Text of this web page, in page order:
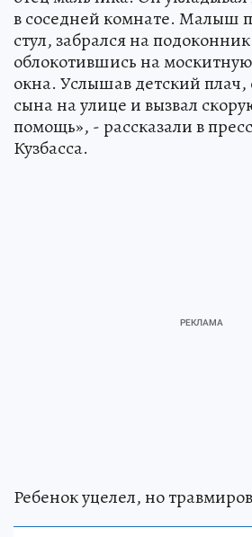
в соседней комнате. Малыш
стул, забрался на
облокотившись на
окна. Услышав детский
сына на улице и вызвал
помощь», - рассказали в
Кузбасса.
Ребенок уцелел, но